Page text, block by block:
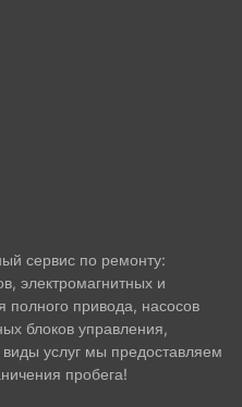
сервис по ремонту:
электромагнитных и
полного привода, насосов
блоков управления,
услуг мы предоставляем
пробега!